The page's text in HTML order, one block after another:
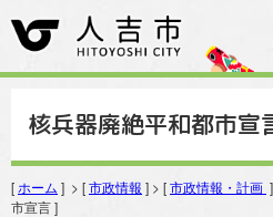
核兵器廃絶平和都市宣
[ ホーム ] > [市政情報 ] > [市政情報・計画
市宣言 ]